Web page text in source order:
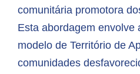
comunitária promotora
Esta abordagem envolve
modelo de Território de
comunidades